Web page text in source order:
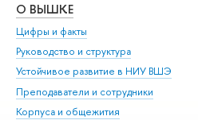
О ВЫШКЕ
Цифры и факты
Руководство и структура
Устойчивое развитие в НИУ ВШЭ
Преподаватели и сотрудники
Корпуса и общежития